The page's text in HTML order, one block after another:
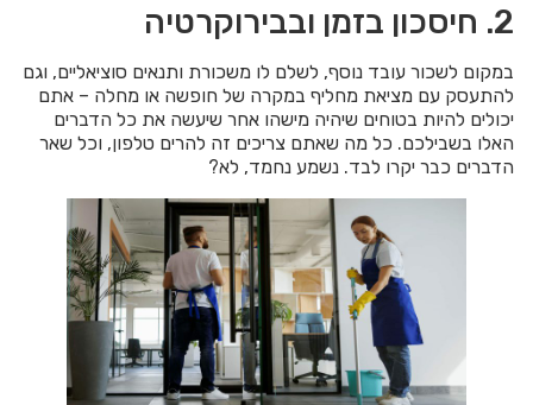
2. חיסכון בזמן ובבירוקרטיה
במקום לשכור עובד נוסף, לשלם לו משכורת ותנאים סוציאליים, וגם
להתעסק עם מציאת מחליף במקרה של חופשה או מחלה – אתם
יכולים להיות בטוחים שיהיה מישהו אחר שיעשה את כל הדברים
האלו בשבילכם. כל מה שאתם צריכים זה להרים טלפון, וכל שאר
הדברים כבר יקרו לבד. נשמע נחמד, לא?